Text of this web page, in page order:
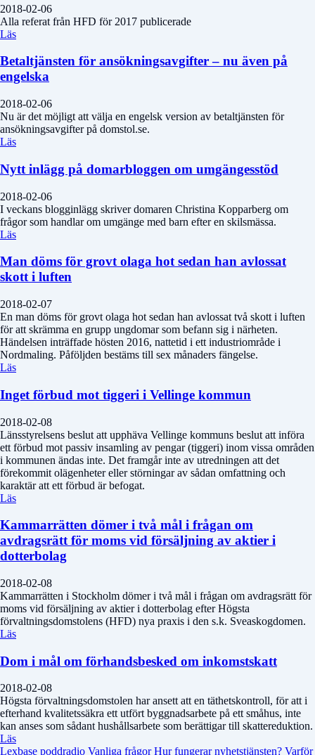
2018-02-06
Alla referat från HFD för 2017 publicerade
Läs
Betaltjänsten för ansökningsavgifter – nu även på
engelska
2018-02-06
Nu är det möjligt att välja en engelsk version av betaltjänsten för
ansökningsavgifter på domstol.se.
Läs
Nytt inlägg på domarbloggen om umgängesstöd
2018-02-06
I veckans blogginlägg skriver domaren Christina Kopparberg om
frågor som handlar om umgänge med barn efter en skilsmässa.
Läs
Man döms för grovt olaga hot sedan han avlossat
skott i luften
2018-02-07
En man döms för grovt olaga hot sedan han avlossat två skott i luften
för att skrämma en grupp ungdomar som befann sig i närheten.
Händelsen inträffade hösten 2016, nattetid i ett industriområde i
Nordmaling. Påföljden bestäms till sex månaders fängelse.
Läs
Inget förbud mot tiggeri i Vellinge kommun
2018-02-08
Länsstyrelsens beslut att upphäva Vellinge kommuns beslut att införa
ett förbud mot passiv insamling av pengar (tiggeri) inom vissa områden
i kommunen ändas inte. Det framgår inte av utredningen att det
förekommit olägenheter eller störningar av sådan omfattning och
karaktär att ett förbud är befogat.
Läs
Kammarrätten dömer i två mål i frågan om
avdragsrätt för moms vid försäljning av aktier i
dotterbolag
2018-02-08
Kammarrätten i Stockholm dömer i två mål i frågan om avdragsrätt för
moms vid försäljning av aktier i dotterbolag efter Högsta
förvaltningsdomstolens (HFD) nya praxis i den s.k. Sveaskogdomen.
Läs
Dom i mål om förhandsbesked om inkomstskatt
2018-02-08
Högsta förvaltningsdomstolen har ansett att en täthetskontroll, för att i
efterhand kvalitetssäkra ett utfört byggnadsarbete på ett småhus, inte
kan anses som sådant hushållsarbete som berättigar till skattereduktion.
Läs
Lexbase poddradio Vanliga frågorHur fungerar nyhetstjänsten? Varför